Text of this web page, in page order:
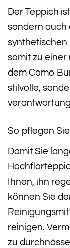
Der Teppich
sondern auch
synthetischen
somit zu einer
dem Como
stilvolle,
So pflegen
Damit Sie
Ihnen, ihn
können Sie
reinigen.
zu